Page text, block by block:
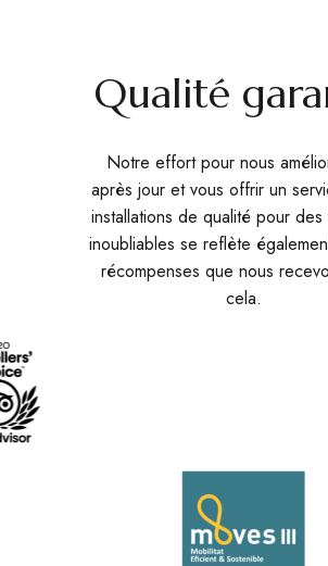
Qualité
Notre effort pour nous
après jour et vous offrir un
installations de qualité pour des
inoubliables se reflète
récompenses que nous
cela.